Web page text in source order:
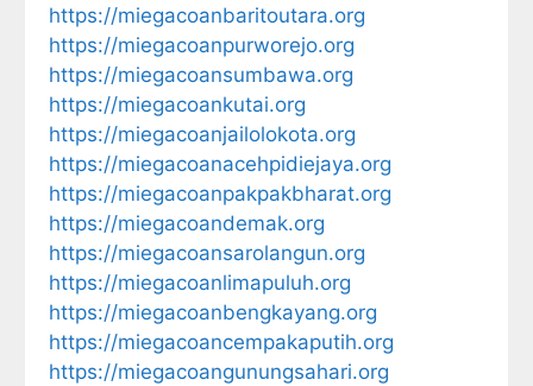
https://miegacoanbaritoutara.org
https://miegacoanpurworejo.org
https://miegacoansumbawa.org
https://miegacoankutai.org
https://miegacoanjailolokota.org
https://miegacoanacehpidiejaya.org
https://miegacoanpakpakbharat.org
https://miegacoandemak.org
https://miegacoansarolangun.org
https://miegacoanlimapuluh.org
https://miegacoanbengkayang.org
https://miegacoancempakaputih.org
https://miegacoangunungsahari.org